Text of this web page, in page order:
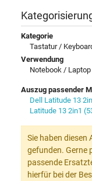
Kategorie
Tastatur /
Verwendung
Notebook / Laptop
Auszug passender
Dell Latitude 13
Latitude 13 2in1
Sie haben diesen
gefunden. Gerne
passende
hierfür bei der